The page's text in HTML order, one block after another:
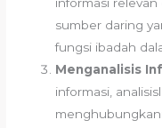
sumber daring
fungsi ibadah
Menganalisis
informasi,